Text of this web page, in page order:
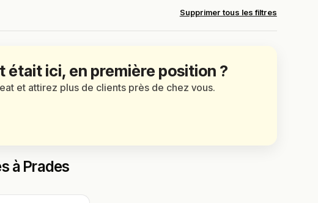
Supprimer tous les filtres
était ici, en première position ?
et attirez plus de clients près de chez vous.
à Prades